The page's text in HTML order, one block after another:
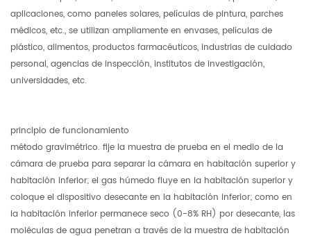
aplicaciones, como paneles solares, películas de pintura, parches
médicos, etc., se utilizan ampliamente en envases, películas de
plástico, alimentos, productos farmacéuticos, industrias de cuidado
personal, agencias de inspección, institutos de investigación,
universidades, etc.
principio de funcionamiento
método gravimétrico. fije la muestra de prueba en el medio de la
cámara de prueba para separar la cámara en habitación superior y
habitación inferior; el gas húmedo fluye en la habitación superior y
coloque el dispositivo desecante en la habitación inferior; como en
la habitación inferior permanece seco (0-8% RH) por desecante, las
moléculas de agua penetran a través de la muestra de habitación